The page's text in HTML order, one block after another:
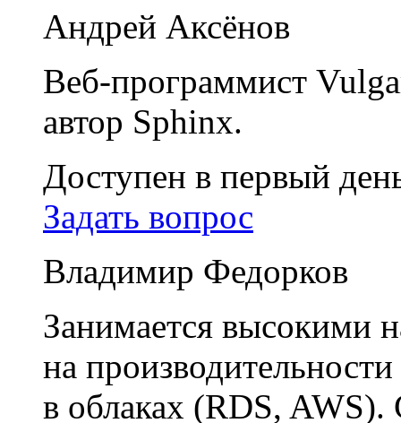
Андрей Аксёнов
Веб-программист
автор Sphinx.
Доступен в первый
Задать вопрос
Владимир Федорков
Занимается высокими
на
в облаках (RDS, AWS).